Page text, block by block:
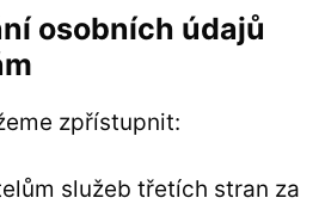
osobních údajů
zpřístupnit:
služeb třetích stran za